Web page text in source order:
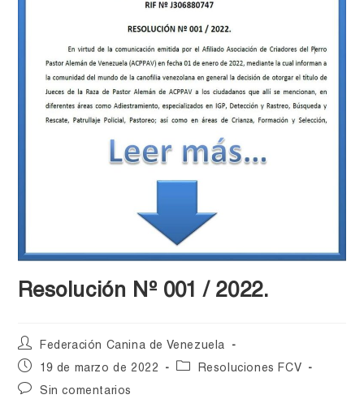
Resolución Nº 001 / 2022.
Federación Canina de Venezuela
19 de marzo de 2022
Resoluciones FCV
Sin comentarios